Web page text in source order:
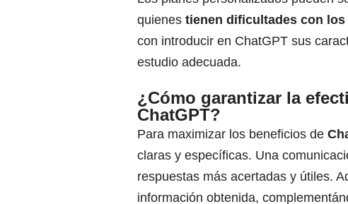
quienes tienen dificultades con
con introducir en ChatGPT sus
estudio adecuada.
¿Cómo garantizar la
ChatGPT?
Para maximizar los beneficios de
claras y específicas. Una
respuestas más acertadas y útiles.
información obtenida,